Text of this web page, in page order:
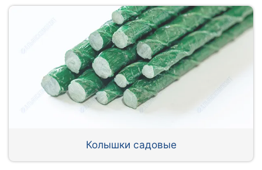
Колышки садовые